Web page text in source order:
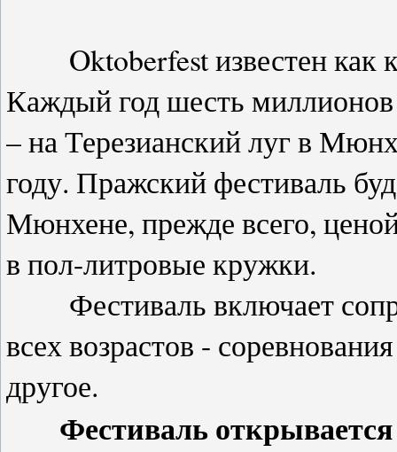
Oktoberfest известен как
Каждый год шесть миллионов
– на Терезианский луг в
году. Пражский фестиваль
Мюнхене, прежде всего,
в пол-литровые кружки.
Фестиваль включает
всех возрастов -
другое.
Фестиваль